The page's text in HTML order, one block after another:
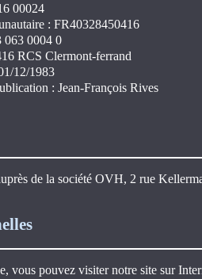
00024
: FR40328450416
063 0004 0
RCS Clermont-ferrand
12/1983
: Jean-François Rives
de la société OVH, 2 rue
vous pouvez visiter notre site sur